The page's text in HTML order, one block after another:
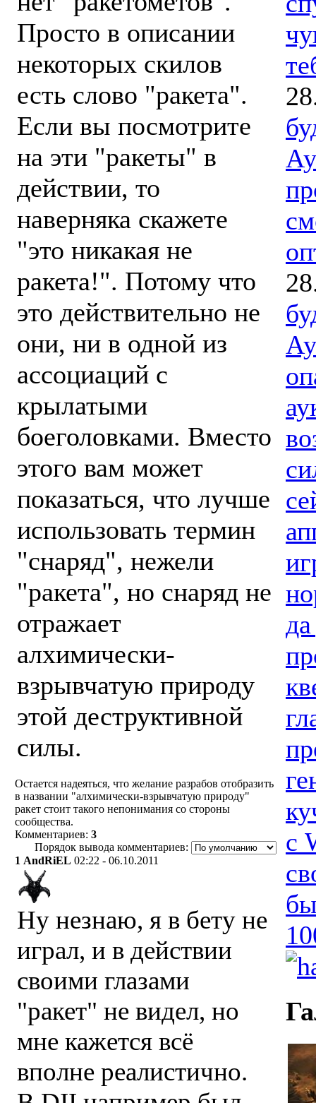
Просто в описании
некоторых скилов
есть слово "ракета".
Если вы посмотрите
на эти "ракеты" в
действии, то
наверняка скажете
"это никакая не
ракета!". Потому что
это действительно не
они, ни в одной из
ассоциаций с
крылатыми
боеголовками. Вместо
этого вам может
показаться, что лучше
использовать термин
"снаряд", нежели
"ракета", но снаряд не
отражает
алхимически-
взрывчатую природу
этой деструктивной
силы.
Остается надеяться, что желание разрабов отобразить
в названии "алхимически-взрывчатую природу"
ракет стоит такого непонимания со стороны
сообщества.
Комментариев: 3
Порядок вывода комментариев:
1 AndRiEL 02:22 - 06.10.2011
Ну незнаю, я в бету не
играл, и в действии
своими глазами
"ракет" не видел, но
мне кажется всё
вполне реалистично.
с